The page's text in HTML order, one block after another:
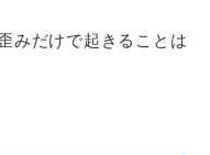
みだけで起きることは